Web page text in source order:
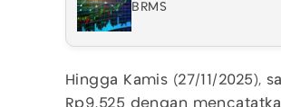
BRMS
Hingga Kamis (27/11/2025),
Rp9.525 dengan